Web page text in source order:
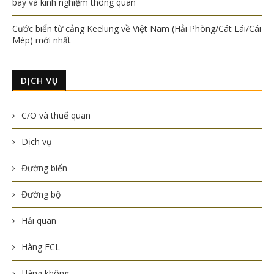
Cước biển từ cảng Keelung về Việt Nam (Hải Phòng/Cát Lái/Cái
Mép) mới nhất
DỊCH VỤ
C/O và thuế quan
Dịch vụ
Đường biển
Đường bộ
Hải quan
Hàng FCL